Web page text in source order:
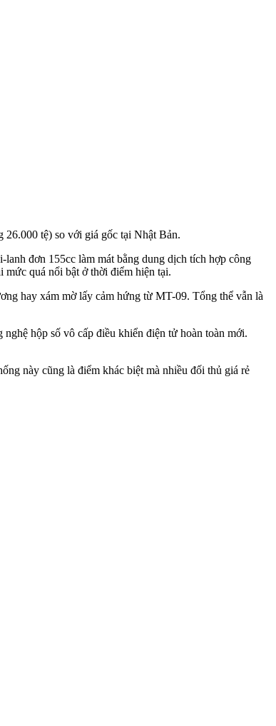
tệ) so với giá gốc tại Nhật Bản.
đơn 155cc làm mát bằng dung dịch tích hợp công
mức quá nổi bật ở thời điểm hiện tại.
hay xám mờ lấy cảm hứng từ MT-09. Tổng thể vẫn là
hộp số vô cấp điều khiển điện tử hoàn toàn mới.
này cũng là điểm khác biệt mà nhiều đối thủ giá rẻ